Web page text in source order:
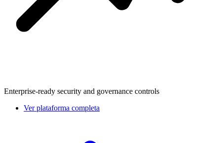
Enterprise-ready security and governance controls
Ver plataforma completa